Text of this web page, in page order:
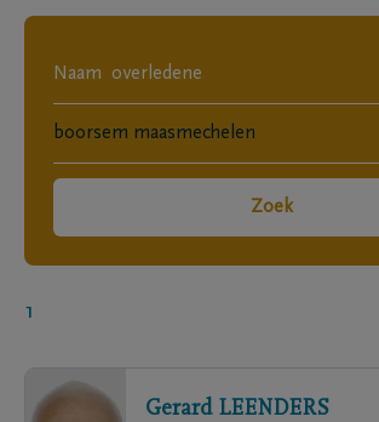
Zoek
1
Gerard LEENDERS